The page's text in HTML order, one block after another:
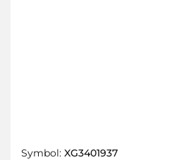
Symbol: XG3401937